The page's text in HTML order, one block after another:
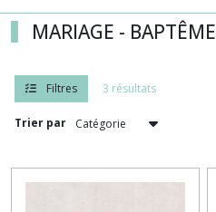
MARIAGE - BAPTÊME
Filtres 3 résultats
Trier par
(1)
MARIAGE
BAPTÊME
(3)